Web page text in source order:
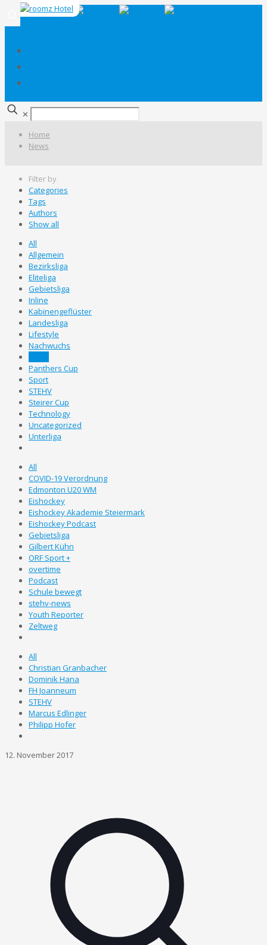
✕
Home
News
Filter by
Categories
Tags
Authors
Show all
All
Allgemein
Bezirksliga
Eliteliga
Gebietsliga
Inline
Kabinengeflüster
Landesliga
Lifestyle
Nachwuchs
Panthers Cup
Sport
STEHV
Steirer Cup
Technology
Uncategorized
Unterliga
All
COVID-19 Verordnung
Edmonton U20 WM
Eishockey
Eishockey Akademie Steiermark
Eishockey Podcast
Gebietsliga
Gilbert Kühn
ORF Sport +
overtime
Podcast
Schule bewegt
stehv-news
Youth Reporter
Zeltweg
All
Christian Granbacher
Dominik Hana
FH Joanneum
STEHV
Marcus Edlinger
Philipp Hofer
12. November 2017